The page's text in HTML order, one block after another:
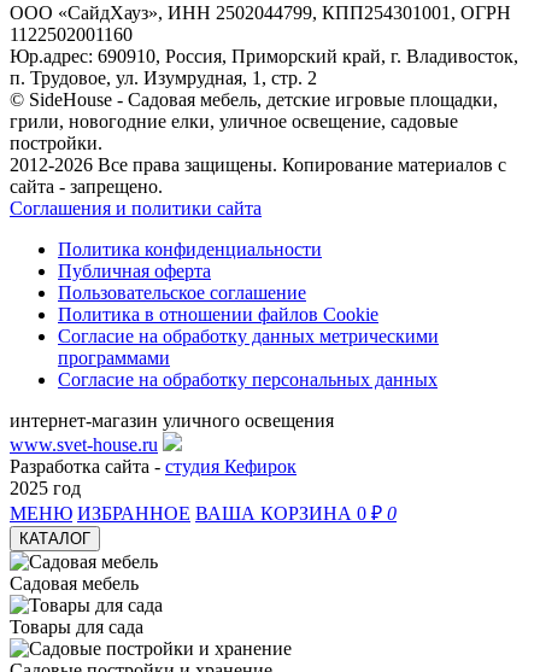
ООО «СайдХауз», ИНН 2502044799, КПП254301001, ОГРН
1122502001160
Юр.адрес: 690910, Россия, Приморский край, г. Владивосток,
п. Трудовое, ул. Изумрудная, 1, стр. 2
© SideHouse - Садовая мебель, детские игровые площадки,
грили, новогодние елки, уличное освещение, садовые
постройки.
2012-2026 Все права защищены. Копирование материалов с
сайта - запрещено.
Соглашения и политики сайта
Политика конфиденциальности
Публичная оферта
Пользовательское соглашение
Политика в отношении файлов Cookie
Согласие на обработку данных метрическими
программами
Согласие на обработку персональных данных
интернет-магазин уличного освещения
www.svet-house.ru
Разработка сайта - студия Кефирок
2025 год
МЕНЮ ИЗБРАННОЕ ВАША КОРЗИНА 0 ₽ 0
КАТАЛОГ
Садовая мебель
Товары для сада